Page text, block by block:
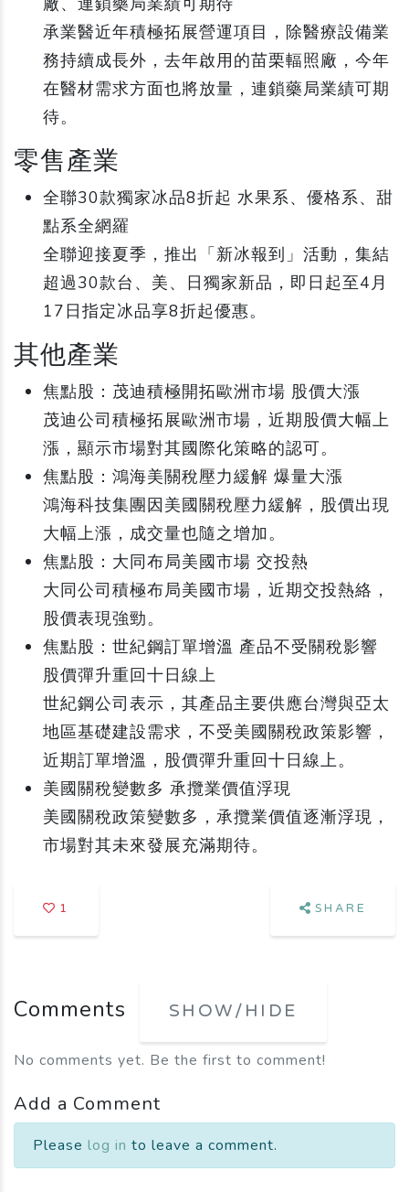
承業醫近年積極拓展營運項目，除醫療設備業
務持續成長外，去年啟用的苗栗輻照廠，今年
在醫材需求方面也將放量，連鎖藥局業績可期
待。
零售產業
全聯30款獨家冰品8折起 水果系、優格系、甜
點系全網羅
全聯迎接夏季，推出「新冰報到」活動，集結
超過30款台、美、日獨家新品，即日起至4月
17日指定冰品享8折起優惠。
其他產業
焦點股：茂迪積極開拓歐洲市場 股價大漲
茂迪公司積極拓展歐洲市場，近期股價大幅上
漲，顯示市場對其國際化策略的認可。
焦點股：鴻海美關稅壓力緩解 爆量大漲
鴻海科技集團因美國關稅壓力緩解，股價出現
大幅上漲，成交量也隨之增加。
焦點股：大同布局美國市場 交投熱
大同公司積極布局美國市場，近期交投熱絡，
股價表現強勁。
焦點股：世紀鋼訂單增溫 產品不受關稅影響
股價彈升重回十日線上
世紀鋼公司表示，其產品主要供應台灣與亞太
地區基礎建設需求，不受美國關稅政策影響，
近期訂單增溫，股價彈升重回十日線上。
美國關稅變數多 承攬業價值浮現
美國關稅政策變數多，承攬業價值逐漸浮現，
市場對其未來發展充滿期待。
1 SHARE
Comments SHOW/HIDE
No comments yet. Be the first to comment!
Add a Comment
Please log in to leave a comment.